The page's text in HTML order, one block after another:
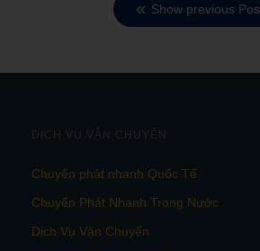
Show previous
DỊCH VỤ VẬN CHUYỂN
Chuyển phát nhanh Quốc Tế
Chuyển Phát Nhanh Trong Nước
Dịch Vụ Vận Chuyển